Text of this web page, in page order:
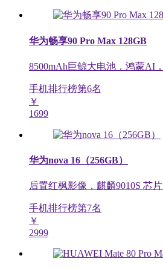
华为畅享90 Pro Max 128GB
8500mAh巨鲸大电池，鸿蒙AI
手机排行榜第6名
￥
1699
华为nova 16（256GB）
后置红枫影像，麒麟9010S 芯
手机排行榜第7名
￥
2999